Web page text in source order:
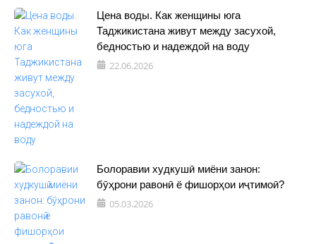
Цена воды. Как женщины юга
Таджикистана живут между засухой,
бедностью и надеждой на воду
22.06.2026
Болоравии худкушӣ миёни занон:
бӯҳрони равонӣ ё фишорҳои иҷтимоӣ?
05.03.2026